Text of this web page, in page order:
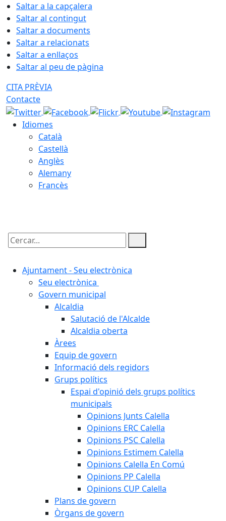
Saltar a la capçalera
Saltar al contingut
Saltar a documents
Saltar a relacionats
Saltar a enllaços
Saltar al peu de pàgina
CITA PRÈVIA
Contacte
Idiomes
Català
Castellà
Anglès
Alemany
Francès
Cercar:
Ajuntament - Seu electrònica
Seu electrònica
Govern municipal
Alcaldia
Salutació de l'Alcalde
Alcaldia oberta
Àrees
Equip de govern
Informació dels regidors
Grups polítics
Espai d'opinió dels grups polítics
municipals
Opinions Junts Calella
Opinions ERC Calella
Opinions PSC Calella
Opinions Estimem Calella
Opinions Calella En Comú
Opinions PP Calella
Opinions CUP Calella
Plans de govern
Òrgans de govern